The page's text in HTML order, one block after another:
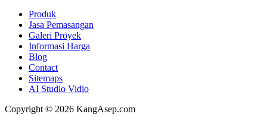
Produk
Jasa Pemasangan
Galeri Proyek
Informasi Harga
Blog
Contact
Sitemaps
AI Studio Vidio
Copyright © 2026 KangAsep.com